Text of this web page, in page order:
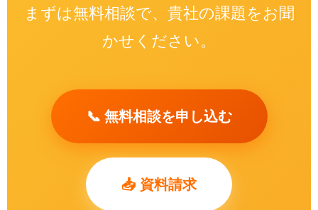
まずは無料相談で、貴社の課題をお聞
かせください。
📞 無料相談を申し込む
📥 資料請求